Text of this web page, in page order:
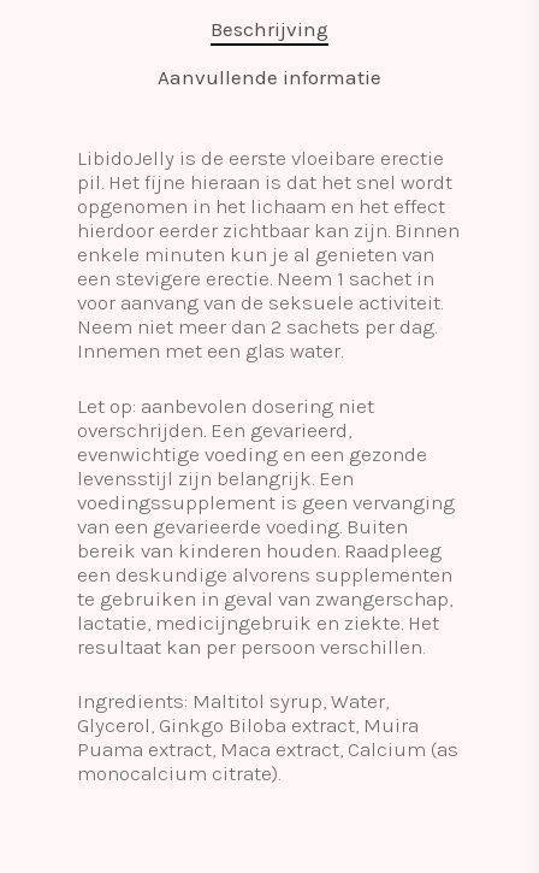
Beschrijving
Aanvullende informatie
LibidoJelly is de eerste vloeibare erectie
pil. Het fijne hieraan is dat het snel wordt
opgenomen in het lichaam en het effect
hierdoor eerder zichtbaar kan zijn. Binnen
enkele minuten kun je al genieten van
een stevigere erectie. Neem 1 sachet in
voor aanvang van de seksuele activiteit.
Neem niet meer dan 2 sachets per dag.
Innemen met een glas water.
Let op: aanbevolen dosering niet
overschrijden. Een gevarieerd,
evenwichtige voeding en een gezonde
levensstijl zijn belangrijk. Een
voedingssupplement is geen vervanging
van een gevarieerde voeding. Buiten
bereik van kinderen houden. Raadpleeg
een deskundige alvorens supplementen
te gebruiken in geval van zwangerschap,
lactatie, medicijngebruik en ziekte. Het
resultaat kan per persoon verschillen.
Ingredients: Maltitol syrup, Water,
Glycerol, Ginkgo Biloba extract, Muira
Puama extract, Maca extract, Calcium (as
monocalcium citrate).